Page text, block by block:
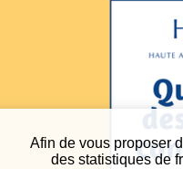
Afin de vous proposer
des statistiques de